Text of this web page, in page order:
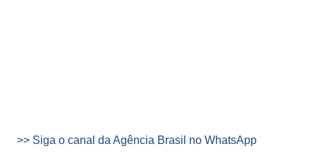
>> Siga o canal da Agência Brasil no WhatsApp